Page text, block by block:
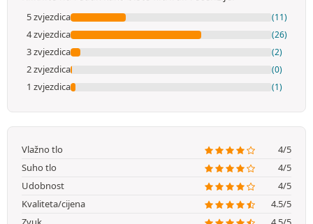
5 zvjezdica (11)
4 zvjezdica (26)
3 zvjezdica (2)
2 zvjezdica (0)
1 zvjezdica (1)
Vlažno tlo
4/5
Suho tlo
4/5
Udobnost
4/5
Kvaliteta/cijena
4.5/5